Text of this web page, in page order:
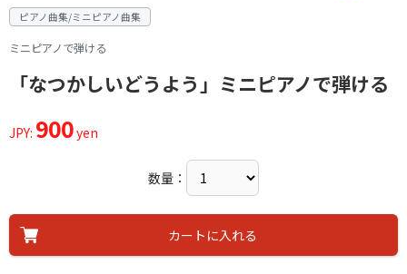
ピアノ曲集/ミニピアノ曲集
ミニピアノで弾ける
「なつかしいどうよう」ミニピアノで弾ける
JPY: 900yen
数量：
カートに入れる